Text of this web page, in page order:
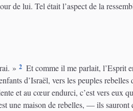
de lui. Tel était l’aspect de la
» 2 Et comme il me parlait, l’Esprit
d’Israël, vers les peuples
et au cœur endurci, c’est vers eux
une maison de rebelles, — ils sauront